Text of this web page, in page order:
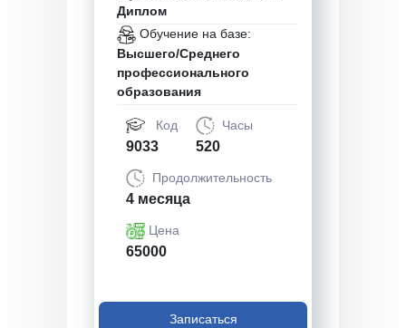
Диплом
Обучение на базе:
Высшего/Среднего
профессионального
образования
Код
9033
Часы
520
Продолжительность
4 месяца
Цена
65000
Записаться